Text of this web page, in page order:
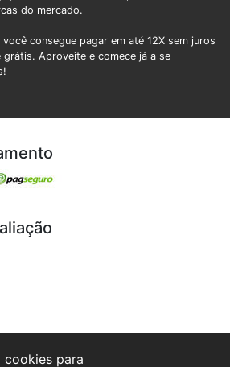
do mercado.
consegue pagar em até 12X sem juros
Aproveite e comece já a se
cookies para